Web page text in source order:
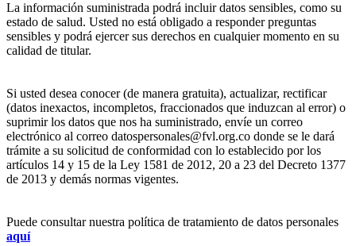
La información suministrada podrá incluir datos sensibles, como su
estado de salud. Usted no está obligado a responder preguntas
sensibles y podrá ejercer sus derechos en cualquier momento en su
calidad de titular.
Si usted desea conocer (de manera gratuita), actualizar, rectificar
(datos inexactos, incompletos, fraccionados que induzcan al error) o
suprimir los datos que nos ha suministrado, envíe un correo
electrónico al correo datospersonales@fvl.org.co donde se le dará
trámite a su solicitud de conformidad con lo establecido por los
artículos 14 y 15 de la Ley 1581 de 2012, 20 a 23 del Decreto 1377
de 2013 y demás normas vigentes.
Puede consultar nuestra política de tratamiento de datos personales
aquí